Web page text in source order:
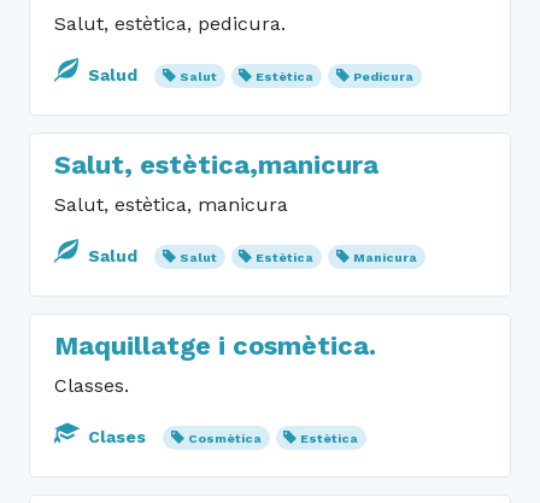
Salut, estètica, pedicura.
Salud Salut Estètica Pedicura
Salut, estètica,manicura
Salut, estètica, manicura
Salud Salut Estètica Manicura
Maquillatge i cosmètica.
Classes.
Clases Cosmètica Estètica